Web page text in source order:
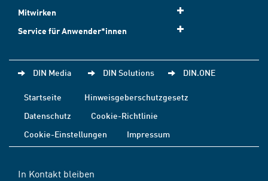
Mitwirken
Service für Anwender*innen
DIN Media DIN Solutions DIN.ONE
Startseite
Hinweisgeberschutzgesetz
Datenschutz
Cookie-Richtlinie
Cookie-Einstellungen
Impressum
In Kontakt bleiben